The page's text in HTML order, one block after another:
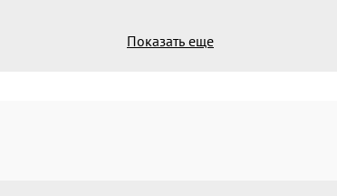
Показать еще